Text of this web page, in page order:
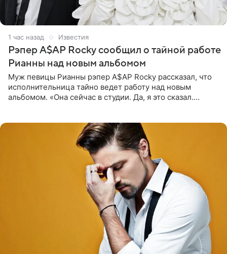
1 час назад Известия
Рэпер A$AP Rocky сообщил о тайной работе
Рианны над новым альбомом
Муж певицы Рианны рэпер A$AP Rocky рассказал, что
исполнительница тайно ведет работу над новым
альбомом. «Она сейчас в студии. Да, я это сказал.